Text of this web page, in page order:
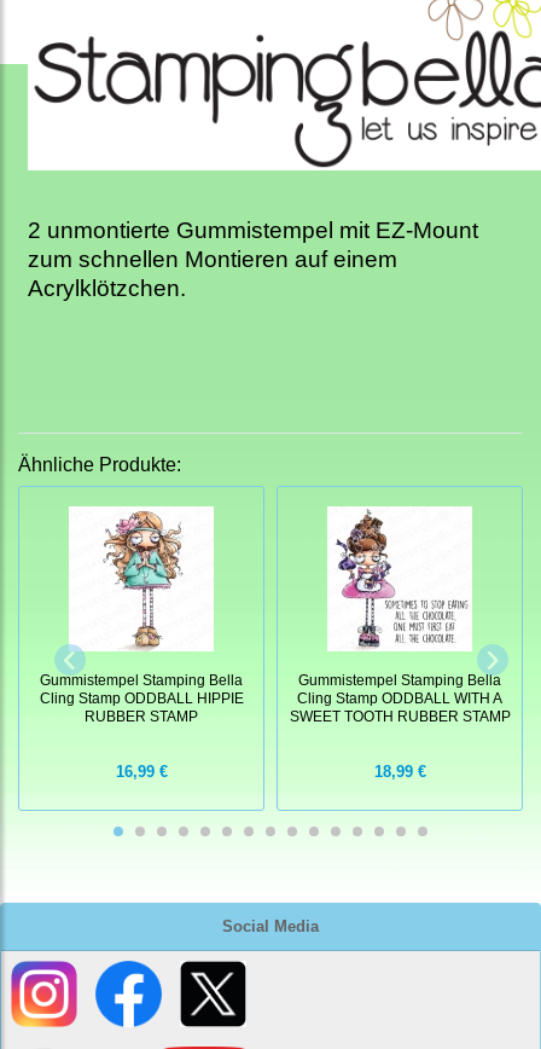
Social Media
2 unmontierte Gummistempel mit EZ-Mount
zum schnellen Montieren auf einem
Acrylklötzchen.
Ähnliche Produkte:
Gummistempel Stamping Bella
Cling Stamp ODDBALL HIPPIE
RUBBER STAMP
16,99 €
Gummistempel Stamping Bella
Cling Stamp ODDBALL WITH A
SWEET TOOTH RUBBER STAMP
18,99 €